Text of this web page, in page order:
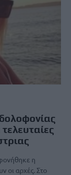
η
οι αρχές. Στο